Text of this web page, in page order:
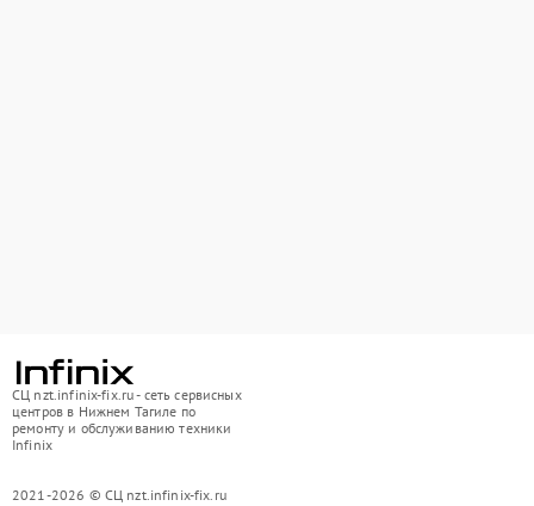
СЦ nzt.infinix-fix.ru - сеть сервисных
центров в Нижнем Тагиле по
ремонту и обслуживанию техники
Infinix
2021-2026 © СЦ nzt.infinix-fix.ru